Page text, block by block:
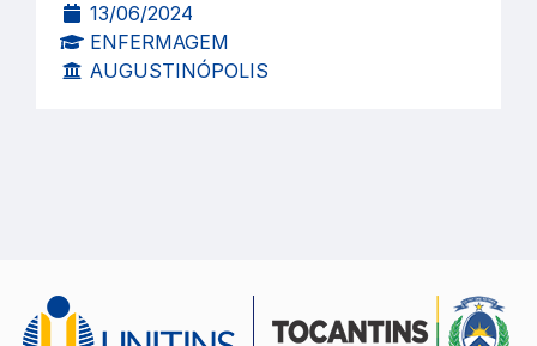
13/06/2024
ENFERMAGEM
AUGUSTINÓPOLIS